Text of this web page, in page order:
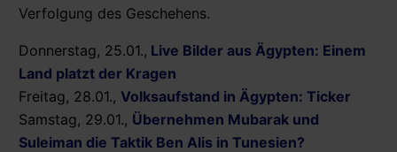
Verfolgung des Geschehens.
Donnerstag, 25.01., Live Bilder aus Ägypten: Einem
Land platzt der Kragen
Freitag, 28.01., Volksaufstand in Ägypten: Ticker
Samstag, 29.01., Übernehmen Mubarak und
Suleiman die Taktik Ben Alis in Tunesien?